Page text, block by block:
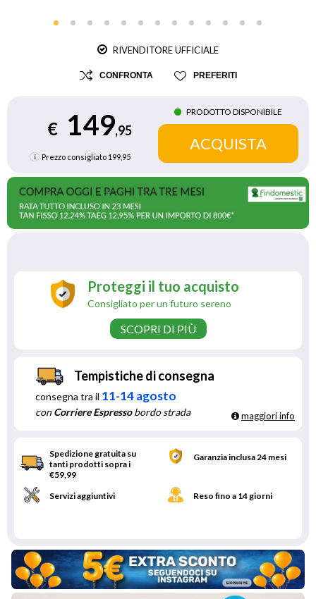
RIVENDITORE UFFICIALE
CONFRONTA PREFERITI
€ 149,95
Prezzo consigliato 199,95
PRODOTTO DISPONIBILE
Proteggi il tuo acquisto
Consigliato per un futuro sereno
SCOPRI DI PIÙ
Tempistiche di consegna
consegna tra il 11-14 agosto
conCorriere Espressobordo strada maggiori info
Spedizione gratuita su
tanti prodotti sopra i
€59,99
Garanzia inclusa 24 mesi
Servizi aggiuntivi Reso fino a 14 giorni